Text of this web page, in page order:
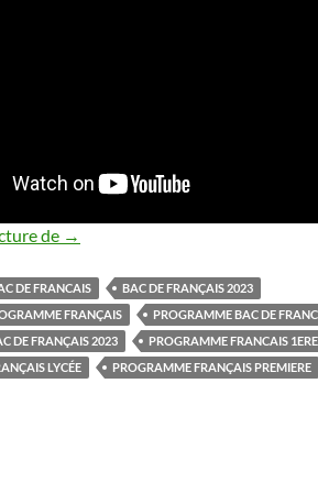
de BAC DE FRANCAIS 2023
→
DE FRANCAIS
BAC DE FRANÇAIS 2023
FRANÇAIS
PROGRAMME BAC DE
DE FRANÇAIS 2023
PROGRAMME FRANCAIS 1ERE
LYCÉE
PROGRAMME FRANÇAIS PREMIERE